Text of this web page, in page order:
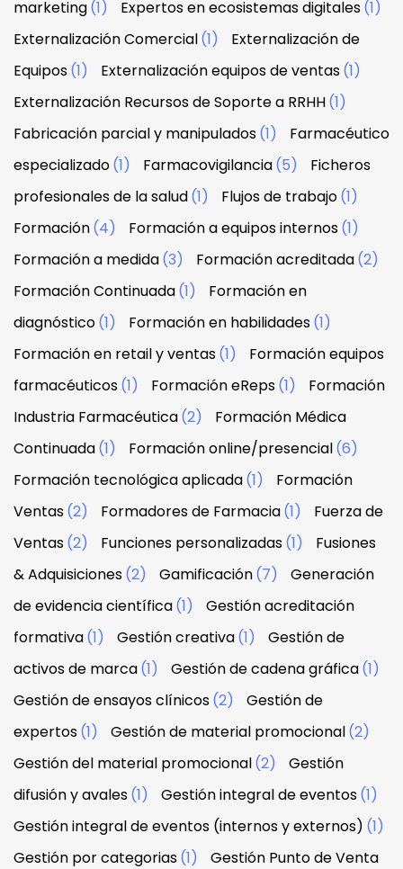
marketing(1) Expertos en ecosistemas digitales(1)
Externalización Comercial(1)
Externalización de
Equipos(1) Externalización equipos de ventas(1)
Externalización Recursos de Soporte a RRHH(1)
Fabricación parcial y manipulados(1)
Farmacéutico
especializado(1) Farmacovigilancia(5)
Ficheros
profesionales de la salud(1) Flujos de trabajo(1)
Formación(4) Formación a equipos internos(1)
Formación a medida(3) Formación acreditada(2)
Formación Continuada(1)
Formación en
diagnóstico(1) Formación en habilidades(1)
Formación en retail y ventas(1)
Formación equipos
farmacéuticos(1) Formación eReps(1)
Formación
Industria Farmacéutica(2)
Formación Médica
Continuada(1) Formación online/presencial(6)
Formación tecnológica aplicada(1)
Formación
Ventas(2) Formadores de Farmacia(1)
Fuerza de
Ventas(2) Funciones personalizadas(1)
Fusiones
& Adquisiciones(2) Gamificación(7)
Generación
de evidencia científica(1)
Gestión acreditación
formativa(1) Gestión creativa(1)
Gestión de
activos de marca(1) Gestión de cadena gráfica(1)
Gestión de ensayos clínicos(2)
Gestión de
expertos(1) Gestión de material promocional(2)
Gestión del material promocional(2)
Gestión
difusión y avales(1) Gestión integral de eventos(1)
Gestión integral de eventos (internos y externos) (1)
Gestión por categorias(1)
Gestión Punto de Venta